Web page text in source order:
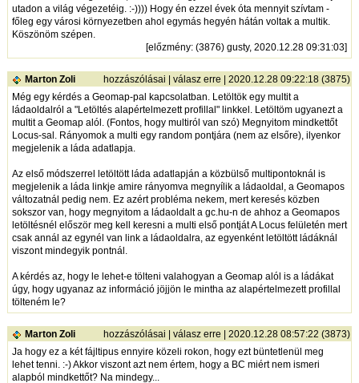
utadon a világ végezetéig. :-)))) Hogy én ezzel évek óta mennyit szívtam -
főleg egy városi környezetben ahol egymás hegyén hátán voltak a multik.
Köszönöm szépen.
[előzmény: (3876) gusty, 2020.12.28 09:31:03]
Marton Zoli hozzászólásai |válasz erre | 2020.12.28 09:22:18 (3875)
Még egy kérdés a Geomap-pal kapcsolatban. Letöltök egy multit a
ládaoldalról a "Letöltés alapértelmezett profillal" linkkel. Letöltöm ugyanezt a
multit a Geomap alól. (Fontos, hogy multiról van szó) Megnyitom mindkettőt
Locus-sal. Rányomok a multi egy random pontjára (nem az elsőre), ilyenkor
megjelenik a láda adatlapja.
Az első módszerrel letöltött láda adatlapján a közbülső multipontoknál is
megjelenik a láda linkje amire rányomva megnyílik a ládaoldal, a Geomapos
változatnál pedig nem. Ez azért probléma nekem, mert keresés közben
sokszor van, hogy megnyitom a ládaoldalt a gc.hu-n de ahhoz a Geomapos
letöltésnél először meg kell keresni a multi első pontját A Locus felületén mert
csak annál az egynél van link a ládaoldalra, az egyenként letöltött ládáknál
viszont mindegyik pontnál.
A kérdés az, hogy le lehet-e tölteni valahogyan a Geomap alól is a ládákat
úgy, hogy ugyanaz az információ jöjjön le mintha az alapértelmezett profillal
tölteném le?
Marton Zoli hozzászólásai |válasz erre | 2020.12.28 08:57:22 (3873)
Ja hogy ez a két fájltipus ennyire közeli rokon, hogy ezt büntetlenül meg
lehet tenni. :-) Akkor viszont azt nem értem, hogy a BC miért nem ismeri
alapból mindkettőt? Na mindegy...